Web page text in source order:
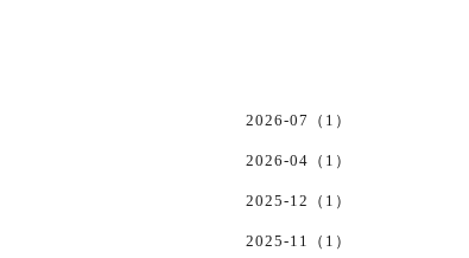
2026-07（1）
2026-04（1）
2025-12（1）
2025-11（1）